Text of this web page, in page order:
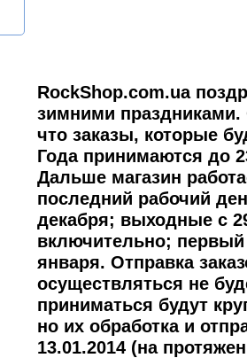
RockShop.com.ua
зимними
что заказы, которые
Года принимаются до
Дальше магазин
последний рабочий
декабря; выходные с
включительно; первый
января. Отправка
осуществляться не
приниматься будут
но их обработка и
13.01.2014 (на